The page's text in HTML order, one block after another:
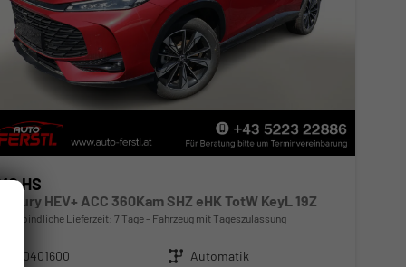
HS
Luxury HEV+ ACC 360Kam SHZ eHK TotW KeyL 19Z
unverbindliche Lieferzeit: 7 Tage Fahrzeug mit Tageszulassung
10401600 Getriebe Automatik